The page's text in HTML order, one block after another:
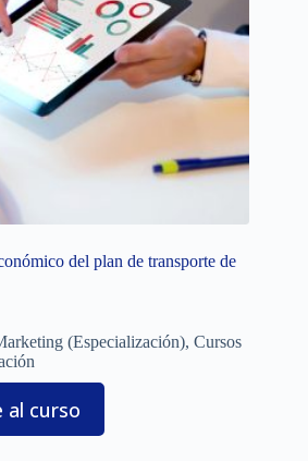
del plan de transporte de
(Especialización), Cursos
al curso